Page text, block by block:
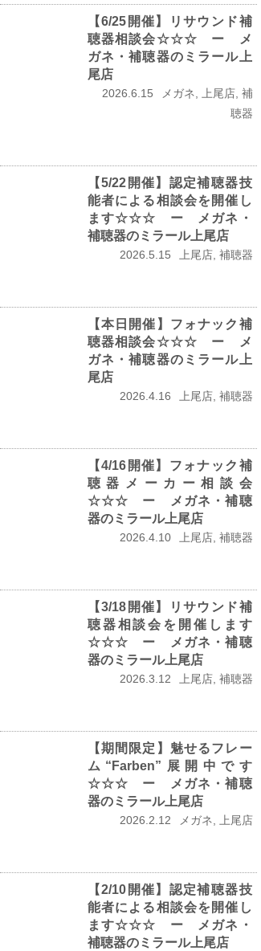
【6/25開催】リサウンド補
聴器相談会☆☆☆ ー メ
ガネ・補聴器のミラール上
尾店
2026.6.15
メガネ, 上尾店, 補
聴器
【5/22開催】認定補聴器技
能者による相談会を開催し
ます☆☆☆ ー メガネ・
補聴器のミラール上尾店
2026.5.15 上尾店, 補聴器
【本日開催】フォナック補
聴器相談会☆☆☆ ー メ
ガネ・補聴器のミラール上
尾店
2026.4.16 上尾店, 補聴器
【4/16開催】フォナック補
聴器メーカー相談会
☆☆☆ ー メガネ・補聴
器のミラール上尾店
2026.4.10 上尾店, 補聴器
【3/18開催】リサウンド補
聴器相談会を開催します
☆☆☆ ー メガネ・補聴
器のミラール上尾店
2026.3.12 上尾店, 補聴器
【期間限定】魅せるフレー
ム“Farben”展開中です
☆☆☆ ー メガネ・補聴
器のミラール上尾店
2026.2.12 メガネ, 上尾店
【2/10開催】認定補聴器技
能者による相談会を開催し
ます☆☆☆ ー メガネ・
補聴器のミラール上尾店